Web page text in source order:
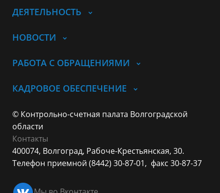
ДЕЯТЕЛЬНОСТЬ
НОВОСТИ
РАБОТА С ОБРАЩЕНИЯМИ
КАДРОВОЕ ОБЕСПЕЧЕНИЕ
© Контрольно-счетная палата Волгоградской
области
Контакты
400074, Волгоград, Рабоче-Крестьянская, 30.
Телефон приемной (8442) 30-87-01, факс 30-87-37